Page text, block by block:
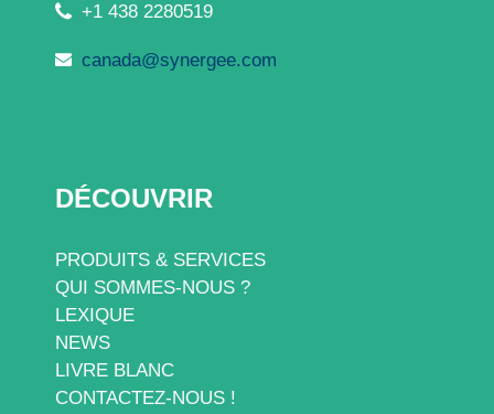
+1 438 2280519
canada@synergee.com
DÉCOUVRIR
PRODUITS & SERVICES
QUI SOMMES-NOUS ?
LEXIQUE
NEWS
LIVRE BLANC
CONTACTEZ-NOUS !